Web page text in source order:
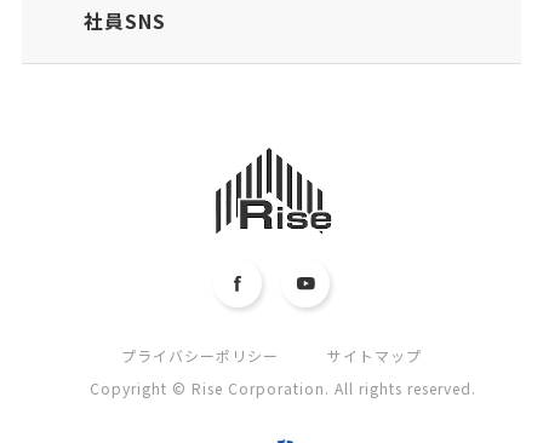
社員SNS
プライバシーポリシー
サイトマップ
Copyright © Rise Corporation. All rights reserved.